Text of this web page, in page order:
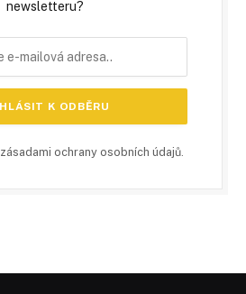
newsletteru?
zásadami ochrany osobních údajů.